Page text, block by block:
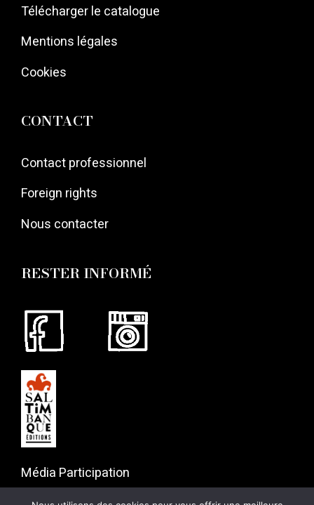
Télécharger le catalogue
Mentions légales
Cookies
CONTACT
Contact professionnel
Foreign rights
Nous contacter
RESTER INFORMÉ
Média Participation